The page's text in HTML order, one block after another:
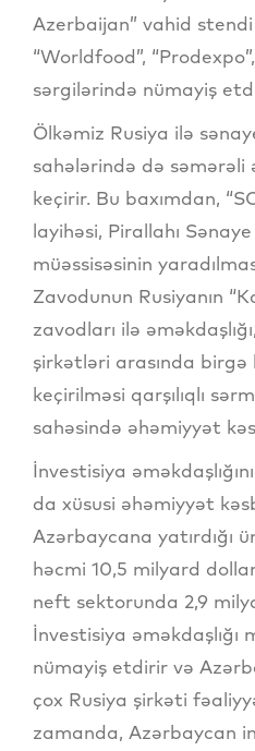
Azerbaijan” vahid
“Worldfood”,
sərgilərində nümayiş
Ölkəmiz Rusiya ilə
sahələrində də səmərəli
keçirir. Bu baxımdan,
layihəsi, Pirallahı Sənaye
müəssisəsinin
Zavodunun Rusiyanın
zavodları ilə
şirkətləri arasında
keçirilməsi qarşılıqlı
sahəsində əhəmiyyət
İnvestisiya
da xüsusi əhəmiyyət
Azərbaycana yatırdığı
həcmi 10,5 milyard
neft sektorunda 2,9
İnvestisiya əməkdaşlığı
nümayiş etdirir və
çox Rusiya şirkəti
zamanda, Azərbaycan